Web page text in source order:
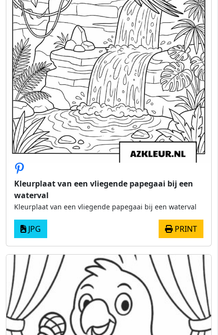
Kleurplaat van een vliegende papegaai bij een
waterval
Kleurplaat van een vliegende papegaai bij een waterval
JPG PRINT